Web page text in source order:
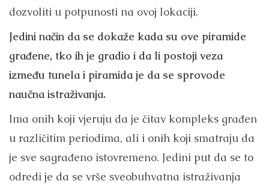
dozvoliti u potpunosti na ovoj lokaciji.
Jedini način da se dokaže kada su ove piramide
građene, tko ih je gradio i da li postoji veza
između tunela i piramida je da se sprovode
naučna istraživanja.
Ima onih koji vjeruju da je čitav kompleks građen
u različitim periodima, ali i onih koji smatraju da
je sve sagrađeno istovremeno. Jedini put da se to
odredi je da se vrše sveobuhvatna istraživanja